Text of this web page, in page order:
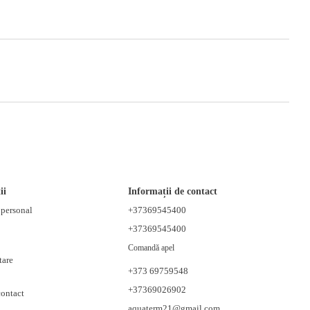
Informații de contact
+37369545400
+37369545400
Comandă apel
+373 69759548
+37369026902